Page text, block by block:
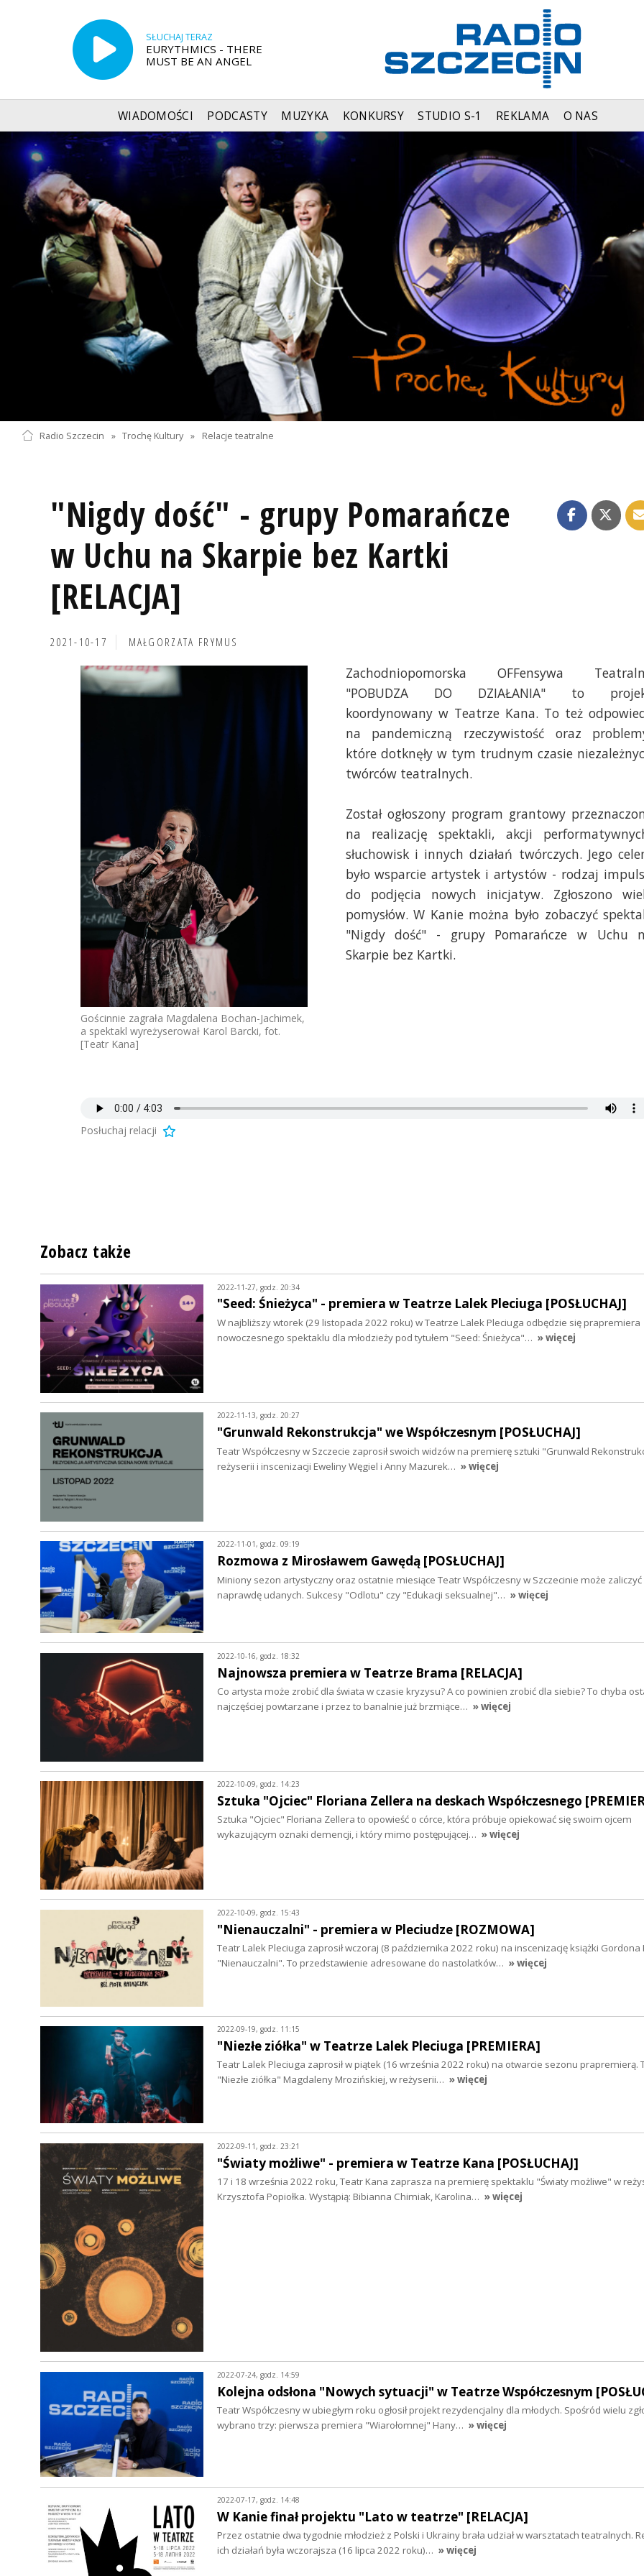
SŁUCHAJ TERAZ
EURYTHMICS - THERE
MUST BE AN ANGEL
WIADOMOŚCI PODCASTY MUZYKA KONKURSY STUDIO S-1 REKLAMA O NAS
Radio Szczecin » Trochę Kultury » Relacje teatralne
"Nigdy dość" - grupy Pomarańcze
w Uchu na Skarpie bez Kartki
[RELACJA]
2021-10-17 MAŁGORZATA FRYMUS
Gościnnie zagrała Magdalena Bochan-Jachimek,
a spektakl wyreżyserował Karol Barcki, fot.
[Teatr Kana]
Zachodniopomorska OFFensywa
"POBUDZA DO DZIAŁANIA" to
koordynowany w Teatrze Kana. To też
na pandemiczną rzeczywistość oraz
które dotknęły w tym trudnym czasie
twórców teatralnych.
Został ogłoszony program grantowy
na realizację spektakli, akcji
słuchowisk i innych działań twórczych. Jego
było wsparcie artystek i artystów - rodzaj
do podjęcia nowych inicjatyw. Zgłoszono
pomysłów. W Kanie można było zobaczyć
"Nigdy dość" - grupy Pomarańcze w Uchu
Skarpie bez Kartki.
Posłuchaj relacji
Zobacz także
2022-11-27, godz. 20:34
"Seed: Śnieżyca" - premiera w Teatrze Lalek Pleciuga [POSŁUCHAJ]
W najbliższy wtorek (29 listopada 2022 roku) w Teatrze Lalek Pleciuga odbędzie się prapremiera
nowoczesnego spektaklu dla młodzieży pod tytułem "Seed: Śnieżyca"… » więcej
2022-11-13, godz. 20:27
"Grunwald Rekonstrukcja" we Współczesnym [POSŁUCHAJ]
Teatr Współczesny w Szczecie zaprosił swoich widzów na premierę sztuki "Grunwald
reżyserii i inscenizacji Eweliny Węgiel i Anny Mazurek… » więcej
2022-11-01, godz. 09:19
Rozmowa z Mirosławem Gawędą [POSŁUCHAJ]
Miniony sezon artystyczny oraz ostatnie miesiące Teatr Współczesny w Szczecinie może zaliczyć
naprawdę udanych. Sukcesy "Odlotu" czy "Edukacji seksualnej"… » więcej
2022-10-16, godz. 18:32
Najnowsza premiera w Teatrze Brama [RELACJA]
Co artysta może zrobić dla świata w czasie kryzysu? A co powinien zrobić dla siebie? To chyba
najczęściej powtarzane i przez to banalnie już brzmiące… » więcej
2022-10-09, godz. 14:23
Sztuka "Ojciec" Floriana Zellera na deskach Współczesnego
Sztuka "Ojciec" Floriana Zellera to opowieść o córce, która próbuje opiekować się swoim ojcem
wykazującym oznaki demencji, i który mimo postępującej… » więcej
2022-10-09, godz. 15:43
"Nienauczalni" - premiera w Pleciudze [ROZMOWA]
Teatr Lalek Pleciuga zaprosił wczoraj (8 października 2022 roku) na inscenizację książki
"Nienauczalni". To przedstawienie adresowane do nastolatków… » więcej
2022-09-19, godz. 11:15
"Niezłe ziółka" w Teatrze Lalek Pleciuga [PREMIERA]
Teatr Lalek Pleciuga zaprosił w piątek (16 września 2022 roku) na otwarcie sezonu prapremierą.
"Niezłe ziółka" Magdaleny Mrozińskiej, w reżyserii… » więcej
2022-09-11, godz. 23:21
"Światy możliwe" - premiera w Teatrze Kana [POSŁUCHAJ]
17 i 18 września 2022 roku, Teatr Kana zaprasza na premierę spektaklu "Światy możliwe" w
Krzysztofa Popiołka. Wystąpią: Bibianna Chimiak, Karolina… » więcej
2022-07-24, godz. 14:59
Kolejna odsłona "Nowych sytuacji" w Teatrze Współczesnym
Teatr Współczesny w ubiegłym roku ogłosił projekt rezydencjalny dla młodych. Spośród wielu
wybrano trzy: pierwsza premiera "Wiarołomnej" Hany… » więcej
2022-07-17, godz. 14:48
W Kanie finał projektu "Lato w teatrze" [RELACJA]
Przez ostatnie dwa tygodnie młodzież z Polski i Ukrainy brała udział w warsztatach teatralnych.
ich działań była wczorajsza (16 lipca 2022 roku)… » więcej